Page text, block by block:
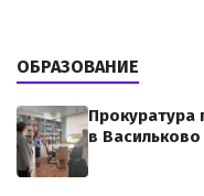
ОБРАЗОВАНИЕ
в